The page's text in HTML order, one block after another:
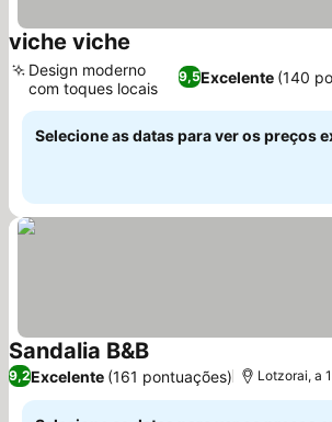
viche viche
9,5Excelente (140
Design moderno
com toques locais
Selecione as datas para ver os preços
Sandalia B&B
9,2Excelente (161 pontuações) Lotzorai, a